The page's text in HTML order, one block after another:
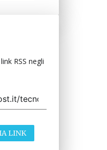
RSS negli
LINK